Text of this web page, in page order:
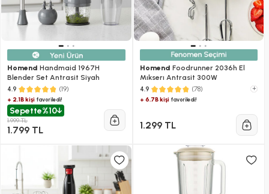
Homend Handmaid 1967H
Blender Set Antrasit Siyah
4.9 (19)
+ 2.1B kişi favoriledi!
Sepette%10
1.999 TL
1.799 TL
Homend Foodrunner 2036h El
Mıkserı Antrasit 300W
4.9 (78)
+
+ 6.7B kişifavoriledi!
1.299 TL